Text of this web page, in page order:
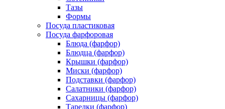
Тазы
Формы
Посуда пластиковая
Посуда фарфоровая
Блюда (фарфор)
Блюдца (фарфор)
Крышки (фарфор)
Миски (фарфор)
Подставки (фарфор)
Салатники (фарфор)
Сахарницы (фарфор)
Тарелки (фарфор)